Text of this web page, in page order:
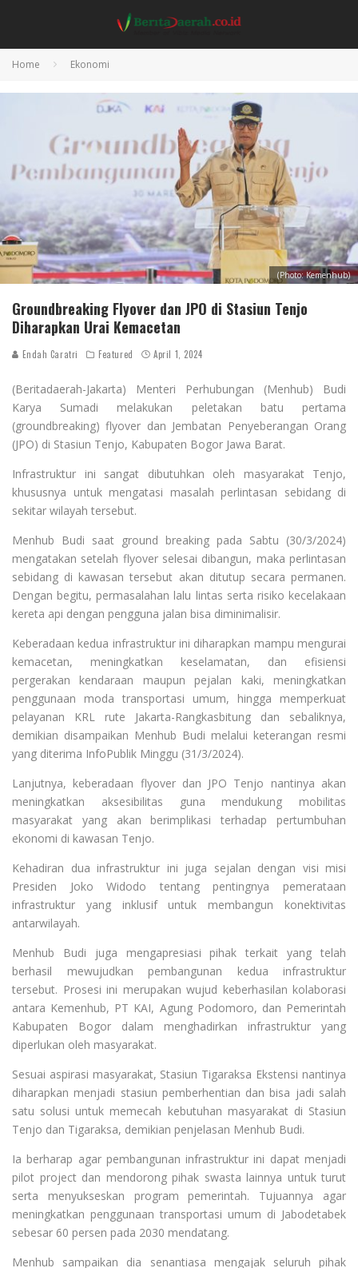
Home Ekonomi
(Photo: Kemenhub)
Groundbreaking Flyover dan JPO di Stasiun Tenjo
Diharapkan Urai Kemacetan
Endah Caratri Featured April 1, 2024
(Beritadaerah-Jakarta) Menteri Perhubungan (Menhub) Budi
Karya Sumadi melakukan peletakan batu pertama
(groundbreaking) flyover dan Jembatan Penyeberangan Orang
(JPO) di Stasiun Tenjo, Kabupaten Bogor Jawa Barat.
Infrastruktur ini sangat dibutuhkan oleh masyarakat Tenjo,
khususnya untuk mengatasi masalah perlintasan sebidang di
sekitar wilayah tersebut.
Menhub Budi saat ground breaking pada Sabtu (30/3/2024)
mengatakan setelah flyover selesai dibangun, maka perlintasan
sebidang di kawasan tersebut akan ditutup secara permanen.
Dengan begitu, permasalahan lalu lintas serta risiko kecelakaan
kereta api dengan pengguna jalan bisa diminimalisir.
Keberadaan kedua infrastruktur ini diharapkan mampu mengurai
kemacetan, meningkatkan keselamatan, dan efisiensi
pergerakan kendaraan maupun pejalan kaki, meningkatkan
penggunaan moda transportasi umum, hingga memperkuat
pelayanan KRL rute Jakarta-Rangkasbitung dan sebaliknya,
demikian disampaikan Menhub Budi melalui keterangan resmi
yang diterima InfoPublik Minggu (31/3/2024).
Lanjutnya, keberadaan flyover dan JPO Tenjo nantinya akan
meningkatkan aksesibilitas guna mendukung mobilitas
masyarakat yang akan berimplikasi terhadap pertumbuhan
ekonomi di kawasan Tenjo.
Kehadiran dua infrastruktur ini juga sejalan dengan visi misi
Presiden Joko Widodo tentang pentingnya pemerataan
infrastruktur yang inklusif untuk membangun konektivitas
antarwilayah.
Menhub Budi juga mengapresiasi pihak terkait yang telah
berhasil mewujudkan pembangunan kedua infrastruktur
tersebut. Prosesi ini merupakan wujud keberhasilan kolaborasi
antara Kemenhub, PT KAI, Agung Podomoro, dan Pemerintah
Kabupaten Bogor dalam menghadirkan infrastruktur yang
diperlukan oleh masyarakat.
Sesuai aspirasi masyarakat, Stasiun Tigaraksa Ekstensi nantinya
diharapkan menjadi stasiun pemberhentian dan bisa jadi salah
satu solusi untuk memecah kebutuhan masyarakat di Stasiun
Tenjo dan Tigaraksa, demikian penjelasan Menhub Budi.
Ia berharap agar pembangunan infrastruktur ini dapat menjadi
pilot project dan mendorong pihak swasta lainnya untuk turut
serta menyukseskan program pemerintah. Tujuannya agar
meningkatkan penggunaan transportasi umum di Jabodetabek
sebesar 60 persen pada 2030 mendatang.
Menhub sampaikan dia senantiasa mengajak seluruh pihak